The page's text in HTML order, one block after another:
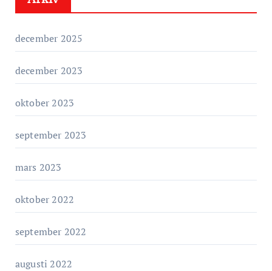
o
i
e
r
december 2025
december 2023
oktober 2023
september 2023
mars 2023
oktober 2022
september 2022
augusti 2022